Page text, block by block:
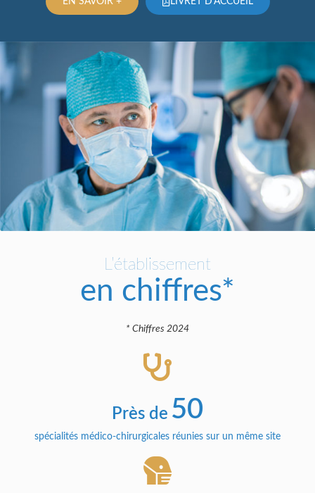
L’établissement
en chiffres*
* Chiffres 2024
spécialités médico-chirurgicales réunies sur un même site
Près de 50